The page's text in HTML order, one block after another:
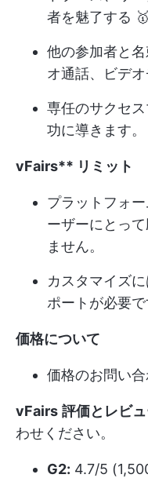
者を魅了する 🥇
他の参加者と
オ通話、ビデ
専任のサクセ
功に導きます。
vFairs** リミット
プラットフォ
ーザーにとっ
ません。
カスタマイズ
ポートが必要で
価格について
価格のお問い
vFairs 評価とレビ
わせください。
G2: 4.7/5